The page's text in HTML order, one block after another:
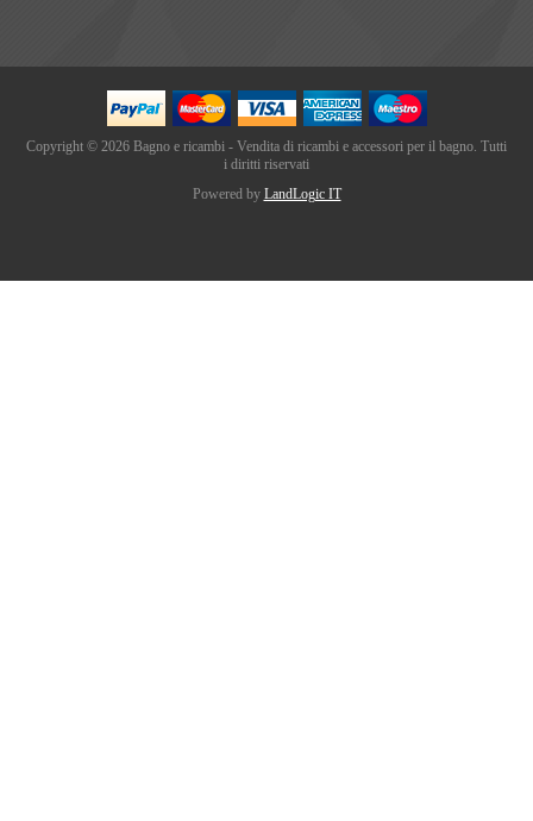
Copyright © 2026 Bagno e ricambi - Vendita di ricambi e accessori per il bagno. Tutti
i diritti riservati
Powered by LandLogic IT